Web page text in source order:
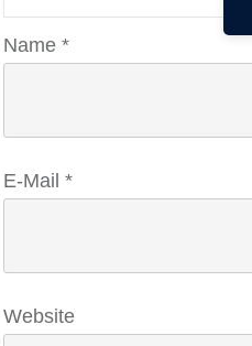
Name *
E-Mail *
Website